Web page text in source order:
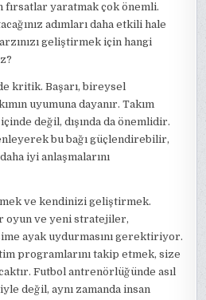
fırsatlar yaratmak çok önemli.
adımları daha etkili hale
geliştirmek için hangi
kritik. Başarı, bireysel
uyumuna dayanır. Takım
içinde değil, dışında da önemlidir.
bu bağı güçlendirebilir,
iyi anlaşmalarını
ve kendinizi geliştirmek.
oyun ve yeni stratejiler,
ayak uydurmasını gerektiriyor.
programlarını takip etmek, size
Futbol antrenörlüğünde asıl
değil, aynı zamanda insan